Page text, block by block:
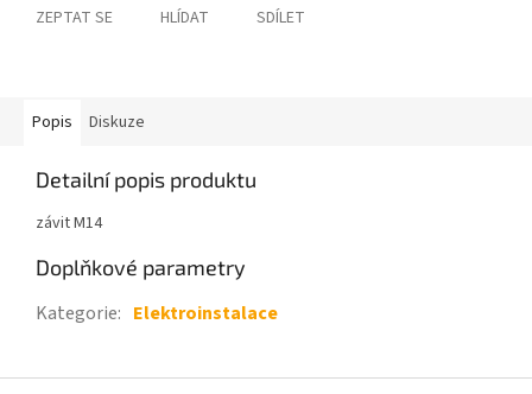
ZEPTAT SE HLÍDAT SDÍLET
Popis Diskuze
Detailní popis produktu
závit M14
Doplňkové parametry
Kategorie: Elektroinstalace